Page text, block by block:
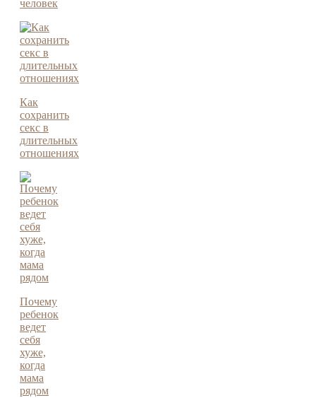
человек
Как
сохранить
секс в
длительных
отношениях
Почему
ребенок
ведет
себя
хуже,
когда
мама
рядом